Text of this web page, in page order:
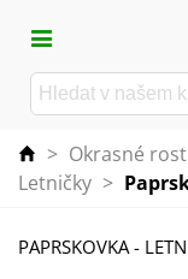
> Okrasné
Letničky >
PAPRSKOVKA -